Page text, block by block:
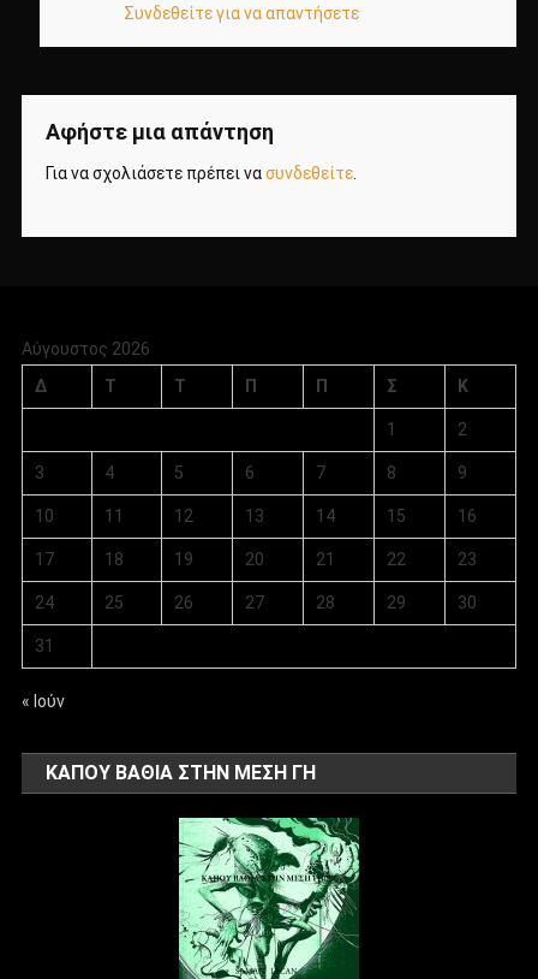
Συνδεθείτε για να απαντήσετε
Αφήστε μια απάντηση
Για να σχολιάσετε πρέπει νασυνδεθείτε.
Αύγουστος 2026
Δ
Τ Τ Π Π Σ Κ
1 2
3 4 5 6 7 8 9
10 11 12 13 14 15 16
17 18 19 20 21 22 23
24 25 26 27 28 29 30
31
« Ιούν
ΚΑΠΟΥ ΒΑΘΙΑ ΣΤΗΝ ΜΕΣΗ ΓΗ